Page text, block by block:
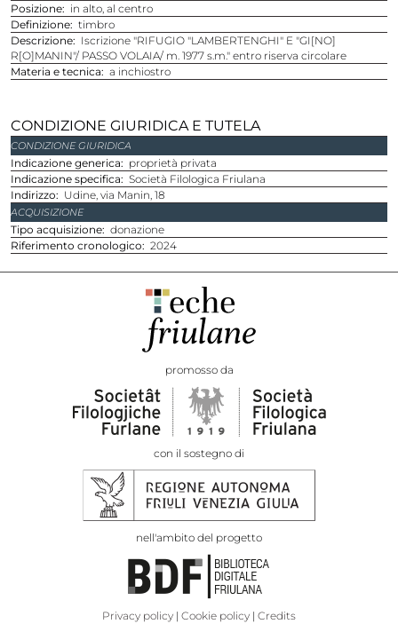
Posizione
in alto, al centro
Definizione timbro
Descrizione
Iscrizione "RIFUGIO "LAMBERTENGHI" E "GI[NO]
R[O]MANIN"/ PASSO VOLAIA/ m. 1977 s.m." entro riserva circolare
Materia e tecnica
a inchiostro
CONDIZIONE GIURIDICA E TUTELA
CONDIZIONE GIURIDICA
Indicazione generica
proprietà privata
Indicazione specifica
Società Filologica Friulana
Indirizzo
Udine, via Manin, 18
ACQUISIZIONE
Tipo acquisizione donazione
Riferimento cronologico
2024
promosso da
con il sostegno di
nell'ambito del progetto
Privacy policy Cookie policy Credits